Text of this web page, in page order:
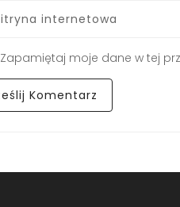
Zapamiętaj moje dane w tej